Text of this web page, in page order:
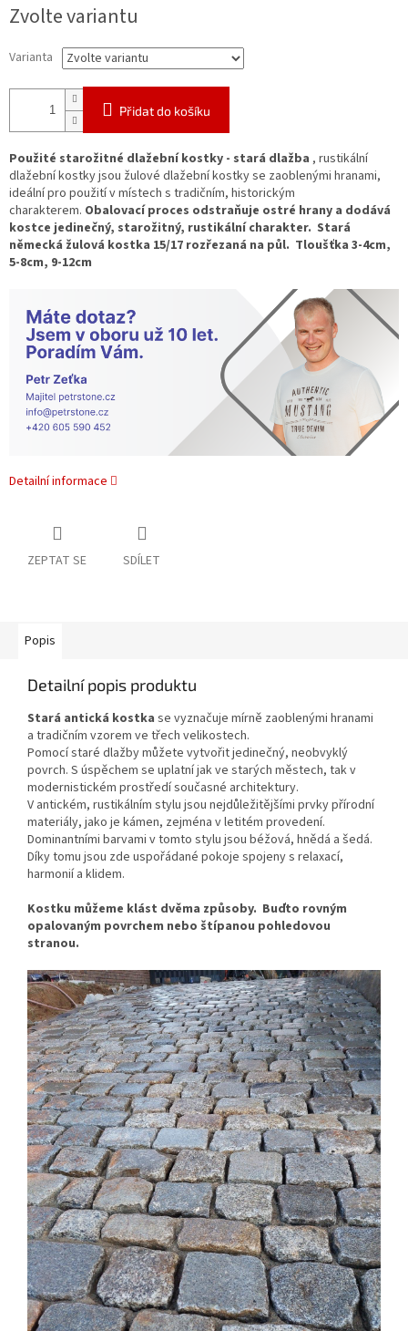
cena:
Zvolte variantu
Varianta
Přidat do košíku
Použité starožitné dlažební kostky - stará dlažba , rustikální
dlažební kostky jsou žulové dlažební kostky se zaoblenými hranami,
ideální pro použití v místech s tradičním, historickým
charakterem. Obalovací proces odstraňuje ostré hrany a dodává
kostce jedinečný, starožitný, rustikální charakter. Stará
německá žulová kostka 15/17 rozřezaná na půl. Tloušťka 3-4cm,
5-8cm, 9-12cm
Detailní informace
ZEPTAT SE SDÍLET
Popis
Detailní popis produktu
Stará antická kostka se vyznačuje mírně zaoblenými hranami
a tradičním vzorem ve třech velikostech.
Pomocí staré dlažby můžete vytvořit jedinečný, neobvyklý
povrch. S úspěchem se uplatní jak ve starých městech, tak v
modernistickém prostředí současné architektury.
V antickém, rustikálním stylu jsou nejdůležitějšími prvky přírodní
materiály, jako je kámen, zejména v letitém provedení.
Dominantními barvami v tomto stylu jsou béžová, hnědá a šedá.
Díky tomu jsou zde uspořádané pokoje spojeny s relaxací,
harmonií a klidem.
Kostku můžeme klást dvěma způsoby. Buďto rovným
opalovaným povrchem nebo štípanou pohledovou
stranou.